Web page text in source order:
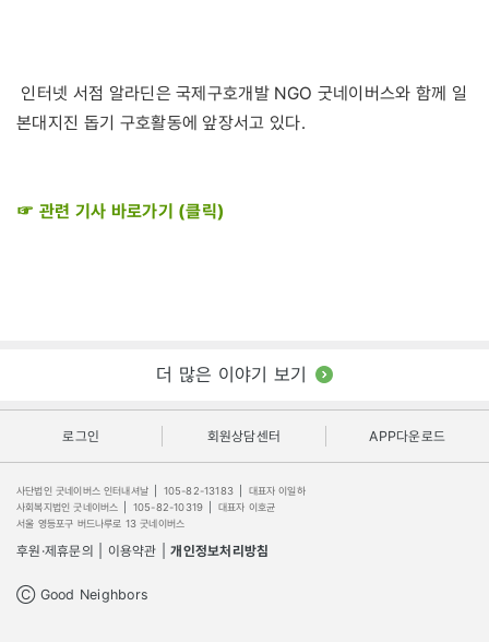
인터넷 서점 알라딘은 국제구호개발 NGO 굿네이버스와 함께 일
본대지진 돕기 구호활동에 앞장서고 있다.
☞ 관련 기사 바로가기 (클릭)
더 많은 이야기 보기
로그인 회원상담센터 APP다운로드
사단법인 굿네이버스 인터내셔날 105-82-13183
대표자 이일하
사회복지법인 굿네이버스
105-82-10319
대표자 이호균
서울 영등포구 버드나루로 13 굿네이버스
후원·제휴문의 이용약관 개인정보처리방침
Ⓒ Good Neighbors